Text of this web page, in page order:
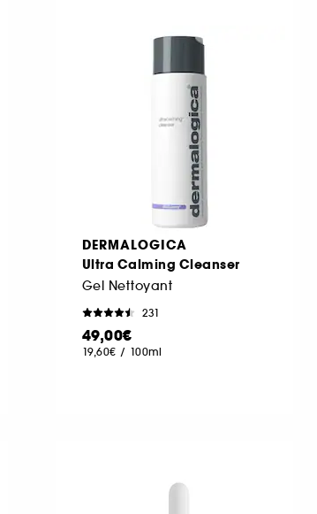
DERMALOGICA
Ultra Calming Cleanser
Gel Nettoyant
231
49,00€
19,60€ / 100ml